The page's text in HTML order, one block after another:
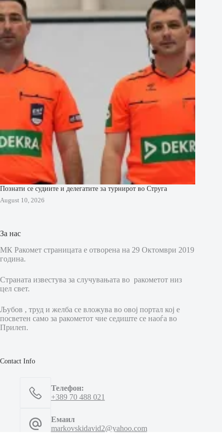
Познати се судиите и делегатите за турнирот во Струга
August 10, 2026
За нас
МК Ракомет страницата е отворена на 29 Октомври 2019
година.
Страната известува за случувањата во ракометот низ
цел свет.
Љубов , труд и желба се вложува во овој портал кој е
посветен само за ракометот чие седиште се наоѓа во
Прилеп.
Contact Info
Телефон:
+389 70 488 021
Емаил
markovskidavid2@yahoo.com